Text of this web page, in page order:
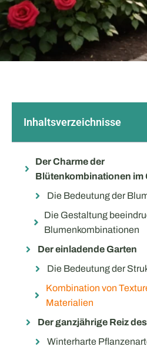
Inhaltsverzeichnisse
Der Charme der
Blütenkombinationen im
Die Bedeutung der
Die Gestaltung
Blumenkombinationen
Der einladende Garten
Die Bedeutung der
Kombination von
Materialien
Der ganzjährige Reiz
Winterharte